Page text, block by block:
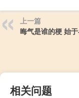
上一篇
晦气是谁的梗 始
相关问题